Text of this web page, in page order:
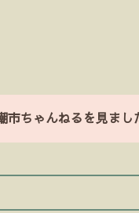
市ちゃんねるを見ま